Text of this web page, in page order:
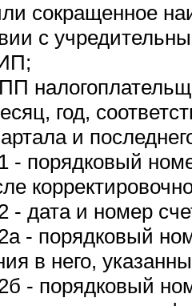
сокращенное
с
год,
и
- порядковый
- дата и номер
- порядковый
в него,
- порядковый